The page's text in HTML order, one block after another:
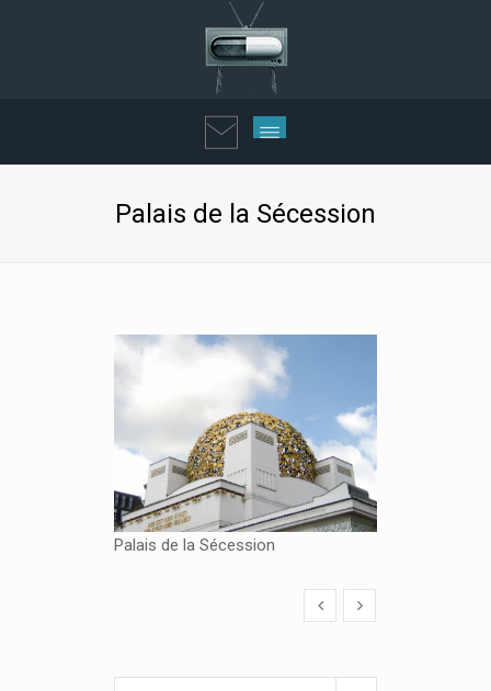
Palais de la Sécession
Palais de la Sécession